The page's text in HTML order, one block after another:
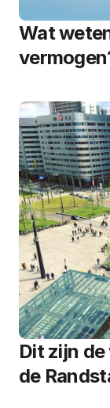
Wat
Dit zijn
de